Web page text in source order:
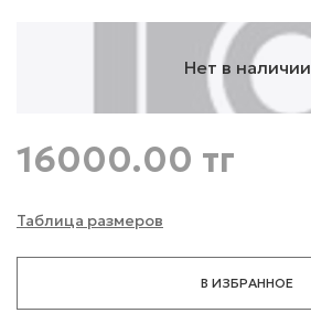
Нет в наличии
Таблица размеров
16000.00 тг
В ИЗБРАННОЕ